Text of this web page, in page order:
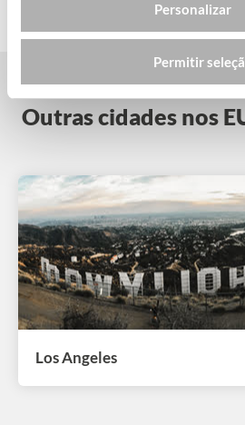
Personalizar
Permitir
Outras cidades nos
Los Angeles